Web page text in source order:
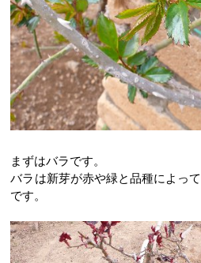
まずはバラです。
バラは新芽が赤や緑と品種によっ
です。